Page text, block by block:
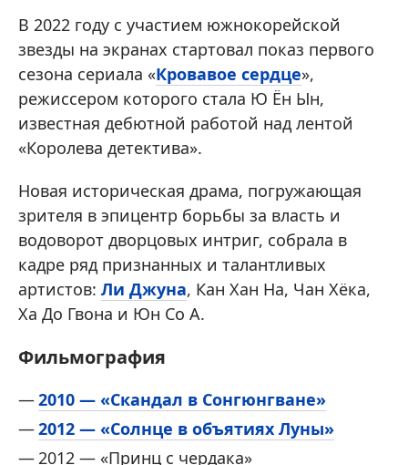
В 2022 году с участием южнокорейской
звезды на экранах стартовал показ первого
сезона сериала «Кровавое сердце»,
режиссером которого стала Ю Ён Ын,
известная дебютной работой над лентой
«Королева детектива».
Новая историческая драма, погружающая
зрителя в эпицентр борьбы за власть и
водоворот дворцовых интриг, собрала в
кадре ряд признанных и талантливых
артистов: Ли Джуна, Кан Хан На, Чан Хёка,
Ха До Гвона и Юн Со А.
Фильмография
2010 — «Скандал в Сонгюнгване»
2012 — «Солнце в объятиях Луны»
2012 — «Принц с чердака»